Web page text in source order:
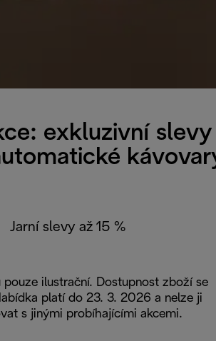
exkluzivní slevy
Jarní slevy až 15 %
pouze ilustrační. Dostupnost zboží se
platí do 23. 3. 2026 a nelze ji
s jinými probíhajícími akcemi.